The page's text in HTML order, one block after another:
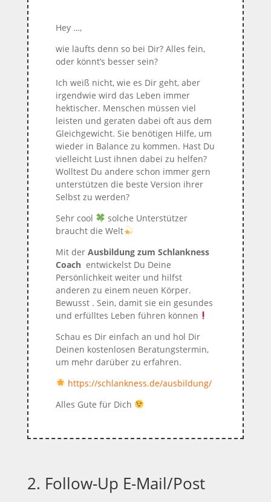
Hey …,
wie läufts denn so bei Dir? Alles fein,
oder könnt’s besser sein?
Ich weiß nicht, wie es Dir geht, aber
irgendwie wird das Leben immer
hektischer. Menschen müssen viel
leisten und geraten dabei oft aus dem
Gleichgewicht. Sie benötigen Hilfe, um
wieder in Balance zu kommen. Hast Du
vielleicht Lust ihnen dabei zu helfen?
Wolltest Du andere schon immer gern
unterstützen die beste Version ihrer
Selbst zu werden?
Sehr cool
solche Unterstützer
braucht die Welt
Mit der Ausbildung zum Schlankness
Coachentwickelst Du Deine
Persönlichkeit weiter und hilfst
anderen zu einem neuen Körper.
Bewusst . Sein, damit sie ein gesundes
und erfülltes Leben führen können
Schau es Dir einfach an und hol Dir
Deinen kostenlosen Beratungstermin,
um mehr darüber zu erfahren.
https://schlankness.de/ausbildung/
Alles Gute für Dich
2. Follow-Up E-Mail/Post